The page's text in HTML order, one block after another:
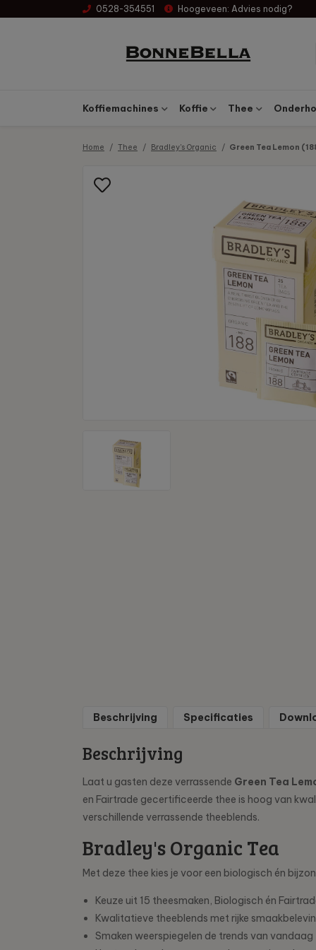
0528-354551 Hoogeveen: Advies nodig?
Koffiemachines Koffie Thee
Home Thee Bradley's Organic Green Tea Lemon
Beschrijving Specificaties
Beschrijving
Laat u gasten deze verrassende Green Tea
en Fairtrade gecertificeerde thee is hoog van
verschillende verrassende theeblends.
Bradley's Organic Tea
Met deze thee kies je voor een biologisch én
Keuze uit 15 theesmaken, Biologisch én
Kwalitatieve theeblends met rijke
Smaken weerspiegelen de trends van vandaag